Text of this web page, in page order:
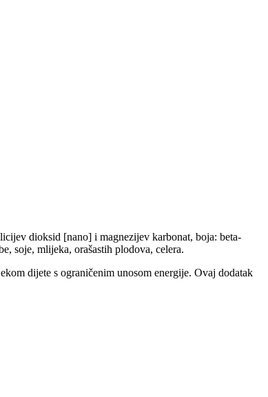
dioksid [nano] i magnezijev karbonat, boja: beta-
soje, mlijeka, orašastih plodova, celera.
dijete s ograničenim unosom energije. Ovaj dodatak